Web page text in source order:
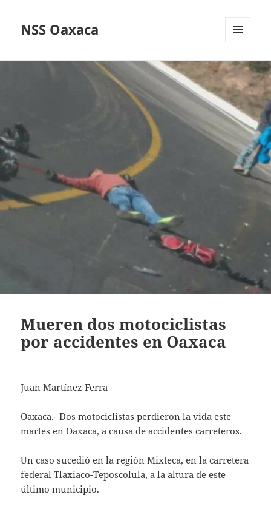
NSS Oaxaca
WIDGETS
Mueren dos motociclistas
por accidentes en Oaxaca
Juan Martínez Ferra
Oaxaca.- Dos motociclistas perdieron la vida este
martes en Oaxaca, a causa de accidentes carreteros.
Un caso sucedió en la región Mixteca, en la carretera
federal Tlaxiaco-Teposcolula, a la altura de este
último municipio.